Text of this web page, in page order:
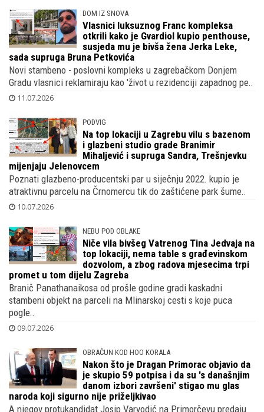
DOM IZ SNOVA
Vlasnici luksuznog Franc kompleksa
otkrili kako je Gvardiol kupio penthouse,
susjeda mu je bivša žena Jerka Leke,
sada supruga Bruna Petkovića
Novi stambeno - poslovni kompleks u zagrebačkom Donjem
Gradu vlasnici reklamiraju kao 'život u rezidenciji zapadnog pe..
11.07.2026
PODVIG
Na top lokaciji u Zagrebu vilu s bazenom
i glazbeni studio grade Branimir
Mihaljević i supruga Sandra, Trešnjevku
mijenjaju Jelenovcem
Poznati glazbeno-producentski par u siječnju 2022. kupio je
atraktivnu parcelu na Črnomercu tik do zaštićene park šume..
10.07.2026
NEBU POD OBLAKE
Niče vila bivšeg Vatrenog Tina Jedvaja na
top lokaciji, nema table s građevinskom
dozvolom, a zbog radova mjesecima trpi
promet u tom dijelu Zagreba
Branič Panathanaikosa od prošle godine gradi kaskadni
stambeni objekt na parceli na Mlinarskoj cesti s koje puca
pogle..
09.07.2026
OBRAČUN KOD HOO KORALA
Nakon što je Dragan Primorac objavio da
je skupio 59 potpisa i da su 's današnjim
danom izbori završeni' stigao mu glas
naroda koji sigurno nije priželjkivao
A njegov protukandidat Josip Varvodić na Primorčevu predaju